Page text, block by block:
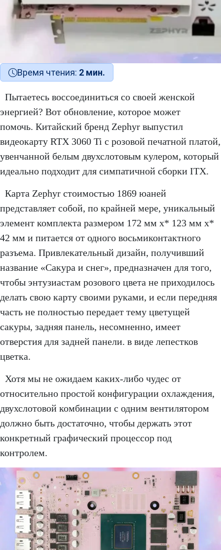
Время чтения: 2 мин.
Пытаетесь воссоединиться со своей женской
энергией? Вот обновление, которое может
помочь. Китайский бренд Zephyr выпустил
видеокарту RTX 3060 Ti с розовой печатной платой,
увенчанной белым двухслотовым кулером, который
идеально подходит для симпатичной сборки ITX.
Карта Zephyr стоимостью 1869 юаней
представляет собой, по крайней мере, уникальный
элемент комплекта размером 172 мм x* 123 мм x*
42 мм и питается от одного восьмиконтактного
разъема. Привлекательный дизайн, получивший
название «Сакура и снег», предназначен для того,
чтобы энтузиастам розового цвета не приходилось
делать свою карту своими руками, и если передняя
часть не полностью передает тему цветущей
сакуры, задняя панель, несомненно, имеет
отверстия для задней панели. в виде лепестков
цветка.
Хотя мы не ожидаем каких-либо чудес от
относительно простой конфигурации охлаждения,
двухслотовой комбинации с одним вентилятором
должно быть достаточно, чтобы держать этот
конкретный графический процессор под
контролем.